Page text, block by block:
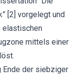
[2] vorgelegt und
elastischen
mittels einer
Ende der siebziger